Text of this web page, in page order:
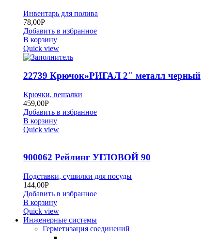
Инвентарь для полива
78,00Р
Добавить в избранное
В корзину
Quick view
22739 Крючок»РИГАЛ 2″ металл черный
Крючки, вешалки
459,00Р
Добавить в избранное
В корзину
Quick view
900062 Рейлинг УГЛОВОЙ 90
Подставки, сушилки для посуды
144,00Р
Добавить в избранное
В корзину
Quick view
Инженерные системы
Герметизация соединений